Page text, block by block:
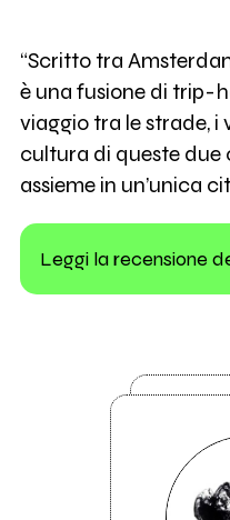
“Scritto tra
è una fusione di trip-
viaggio tra le strade, i
cultura di queste
assieme in un’unica
Leggi la recensione